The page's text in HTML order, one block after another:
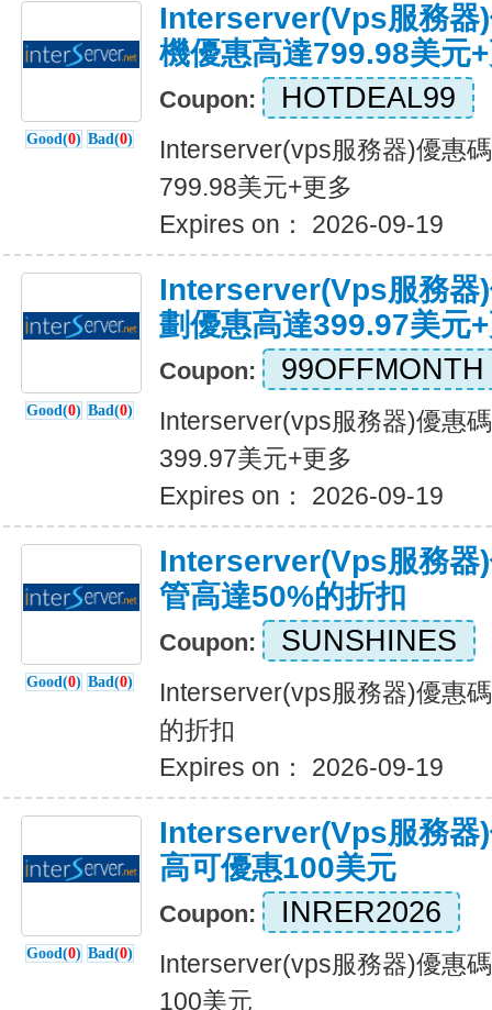
Good(0) Bad(0)
Interserver(vps服務器
機優惠高達799.98美元
Coupon: HOTDEAL99
Interserver(vps服務器)優惠
799.98美元+更多
Expires on： 2026-09-19
Good(0) Bad(0)
Interserver(vps服務器
劃優惠高達399.97美元
Coupon: 99OFFMONTH
Interserver(vps服務器)優惠
399.97美元+更多
Expires on： 2026-09-19
Good(0) Bad(0)
Interserver(vps服務器
管高達50%的折扣
Coupon: SUNSHINES
Interserver(vps服務器)優惠
的折扣
Expires on： 2026-09-19
Good(0) Bad(0)
Interserver(vps服務器
高可優惠100美元
Coupon: INRER2026
Interserver(vps服務器)優惠
100美元